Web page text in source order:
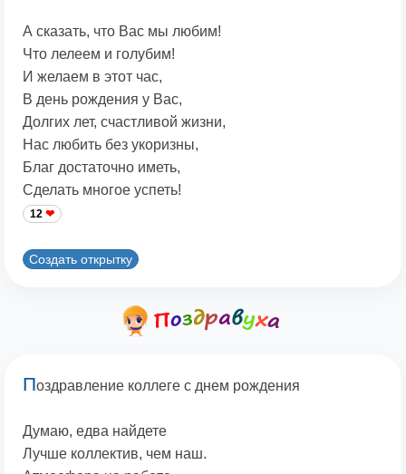
А сказать, что Вас мы любим!
Что лелеем и голубим!
И желаем в этот час,
В день рождения у Вас,
Долгих лет, счастливой жизни,
Нас любить без укоризны,
Благ достаточно иметь,
Сделать многое успеть!
12
Создать открытку
Поздравление коллеге с днем рождения
Думаю, едва найдете
Лучше коллектив, чем наш.